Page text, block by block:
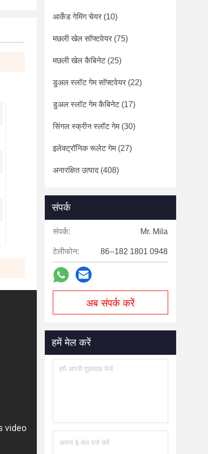
आर्केड गेमिंग चेयर (10)
मछली खेल सॉफ्टवेयर (75)
मछली खेल कैबिनेट(25)
डुअल स्लॉट गेम सॉफ्टवेयर (22)
डुअल स्लॉट गेम कैबिनेट(17)
सिंगल स्क्रीन स्लॉट गेम(30)
इलेक्ट्रॉनिक रूलेट गेम(27)
अनारक्षित उत्पाद(408)
संपर्क
संपर्क: Mr. Mila
टेलीफोन: 86--182 1801 0948
अब संपर्क करें
हमें मेल करें